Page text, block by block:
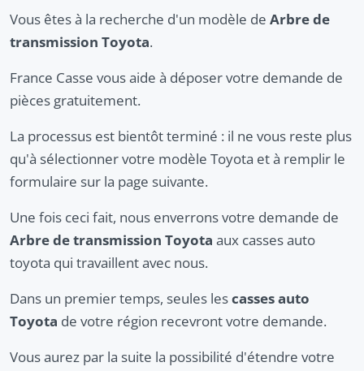
Vous êtes à la recherche d'un modèle de Arbre de
transmission Toyota.
France Casse vous aide à déposer votre demande de
pièces gratuitement.
La processus est bientôt terminé : il ne vous reste plus
qu'à sélectionner votre modèle Toyota et à remplir le
formulaire sur la page suivante.
Une fois ceci fait, nous enverrons votre demande de
Arbre de transmission Toyota aux casses auto
toyota qui travaillent avec nous.
Dans un premier temps, seules lescasses auto
Toyota de votre région recevront votre demande.
Vous aurez par la suite la possibilité d'étendre votre